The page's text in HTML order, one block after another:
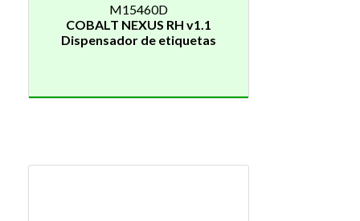
M15460D
COBALT NEXUS RH v1.1
Dispensador de etiquetas